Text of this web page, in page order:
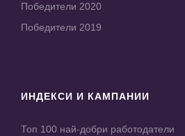
Победители 2020
Победители 2019
ИНДЕКСИ И КАМПАНИИ
Топ 100 най-добри работодатели